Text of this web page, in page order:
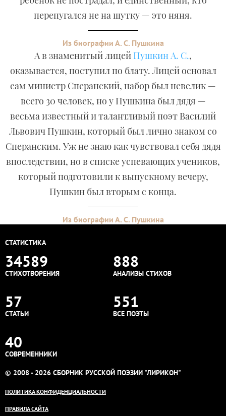
перепугался не на шутку — это няня.
Из биографии А. С. Пушкина
А в знаменитый лицей Пушкин А. С.,
оказывается, поступил по блату. Лицей основал
сам министр Сперанский, набор был невелик —
всего 30 человек, но у Пушкина был дядя —
весьма известный и талантливый поэт Василий
Львович Пушкин, который был лично знаком со
Сперанским. Уж не знаю как чувствовал себя дядя
впоследствии, но в списке успевающих учеников,
который подготовили к выпускному вечеру,
Пушкин был вторым с конца.
Из биографии А. С. Пушкина
СТАТИСТИКА
34589
СТИХОТВОРЕНИЯ
888
АНАЛИЗЫ СТИХОВ
57
СТАТЬИ
551
ВСЕ ПОЭТЫ
40
СОВРЕМЕННИКИ
© 2008 - 2026 СБОРНИК РУССКОЙ ПОЭЗИИ "ЛИРИКОН"
ПОЛИТИКА КОНФИДЕНЦИАЛЬНОСТИ
ПРАВИЛА САЙТА